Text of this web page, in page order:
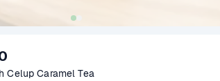
Celup Caramel Tea